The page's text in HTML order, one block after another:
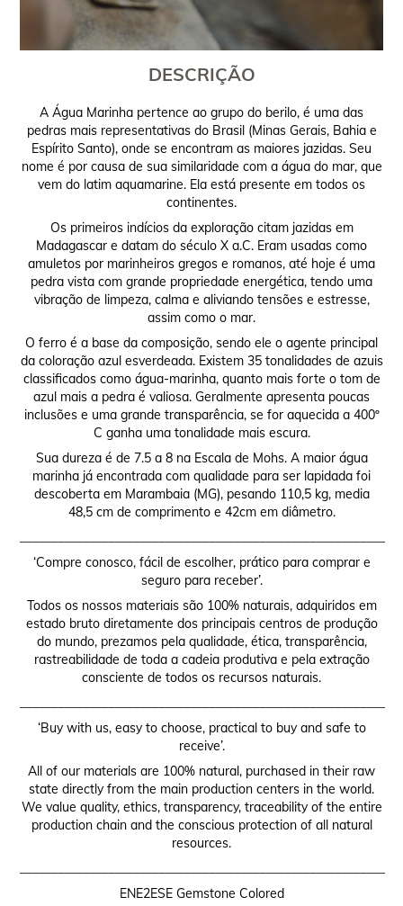
DESCRIÇÃO
A Água Marinha pertence ao grupo do berilo, é uma das
pedras mais representativas do Brasil (Minas Gerais, Bahia e
Espírito Santo), onde se encontram as maiores jazidas. Seu
nome é por causa de sua similaridade com a água do mar, que
vem do latim aquamarine. Ela está presente em todos os
continentes.
Os primeiros indícios da exploração citam jazidas em
Madagascar e datam do século X a.C. Eram usadas como
amuletos por marinheiros gregos e romanos, até hoje é uma
pedra vista com grande propriedade energética, tendo uma
vibração de limpeza, calma e aliviando tensões e estresse,
assim como o mar.
O ferro é a base da composição, sendo ele o agente principal
da coloração azul esverdeada. Existem 35 tonalidades de azuis
classificados como água-marinha, quanto mais forte o tom de
azul mais a pedra é valiosa. Geralmente apresenta poucas
inclusões e uma grande transparência, se for aquecida a 400º
C ganha uma tonalidade mais escura.
Sua dureza é de 7.5 a 8 na Escala de Mohs. A maior água
marinha já encontrada com qualidade para ser lapidada foi
descoberta em Marambaia (MG), pesando 110,5 kg, media
48,5 cm de comprimento e 42cm em diâmetro.
‘Compre conosco, fácil de escolher, prático para comprar e
seguro para receber’.
Todos os nossos materiais são 100% naturais, adquiridos em
estado bruto diretamente dos principais centros de produção
do mundo, prezamos pela qualidade, ética, transparência,
rastreabilidade de toda a cadeia produtiva e pela extração
consciente de todos os recursos naturais.
‘Buy with us, easy to choose, practical to buy and safe to
receive’.
All of our materials are 100% natural, purchased in their raw
state directly from the main production centers in the world.
We value quality, ethics, transparency, traceability of the entire
production chain and the conscious protection of all natural
resources.
ENE2ESE Gemstone Colored